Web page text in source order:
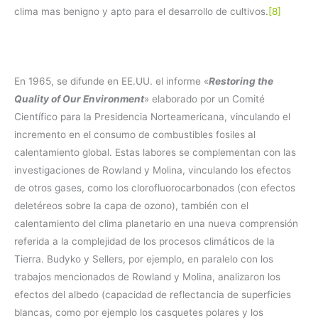
clima mas benigno y apto para el desarrollo de cultivos.[8]
En 1965, se difunde en EE.UU. el informe «Restoring the
Quality of Our Environment» elaborado por un Comité
Científico para la Presidencia Norteamericana, vinculando el
incremento en el consumo de combustibles fosiles al
calentamiento global. Estas labores se complementan con las
investigaciones de Rowland y Molina, vinculando los efectos
de otros gases, como los clorofluorocarbonados (con efectos
deletéreos sobre la capa de ozono), también con el
calentamiento del clima planetario en una nueva comprensión
referida a la complejidad de los procesos climáticos de la
Tierra. Budyko y Sellers, por ejemplo, en paralelo con los
trabajos mencionados de Rowland y Molina, analizaron los
efectos del albedo (capacidad de reflectancia de superficies
blancas, como por ejemplo los casquetes polares y los